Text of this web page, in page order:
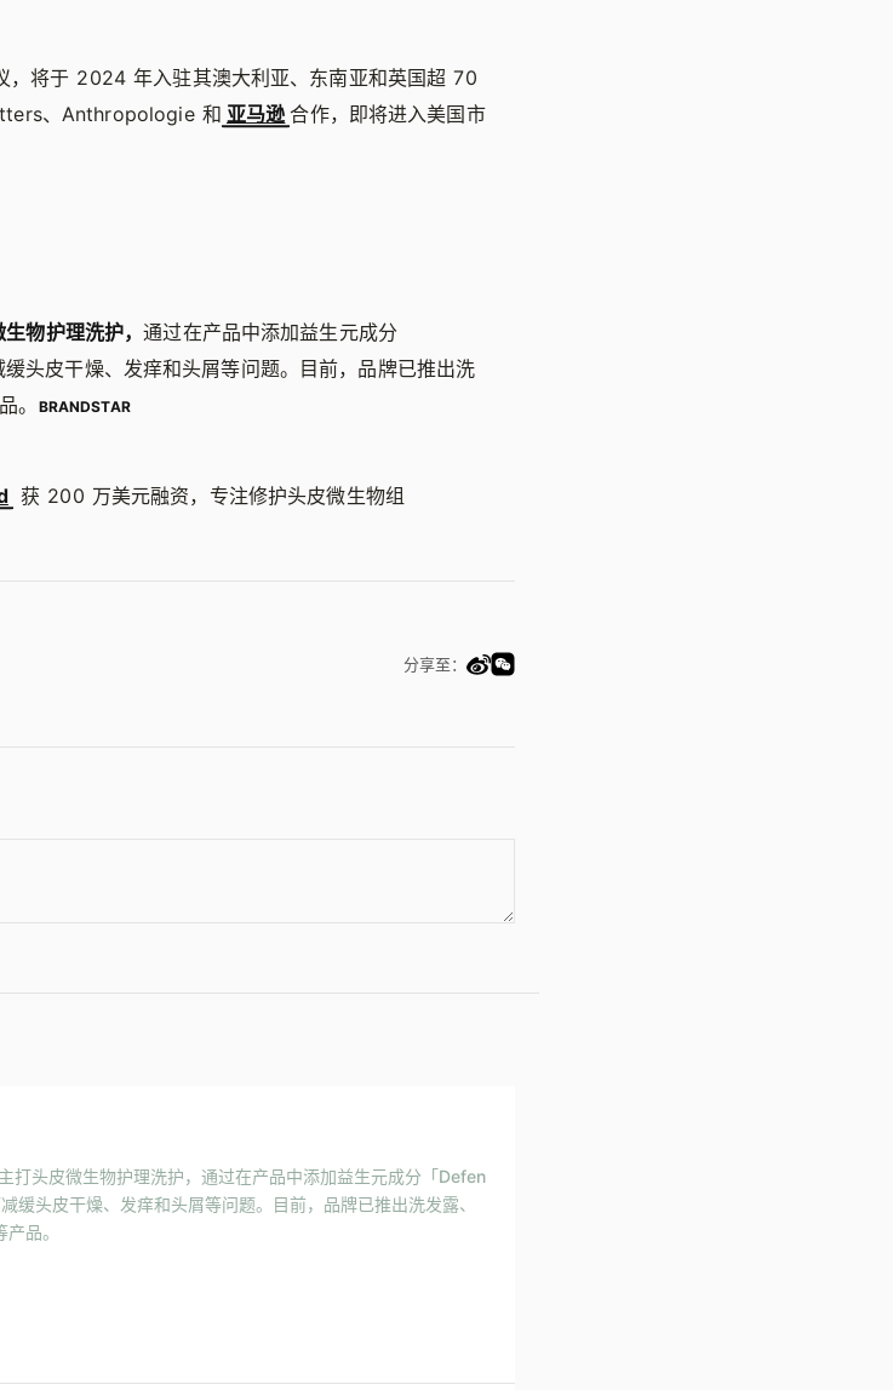
，将于 2024 年入驻其澳大利亚、东南亚和英国超 70
、Anthropologie 和 亚马逊 合作，即将进入美国市
生物护理洗护，通过在产品中添加益生元成分
头皮干燥、发痒和头屑等问题。目前，品牌已推出洗
。
BRANDSTAR
获 200 万美元融资，专注修护头皮微生物组
分享至：
头皮微生物护理洗护，通过在产品中添加益生元成分「Defen
缓头皮干燥、发痒和头屑等问题。目前，品牌已推出洗发露、
品。